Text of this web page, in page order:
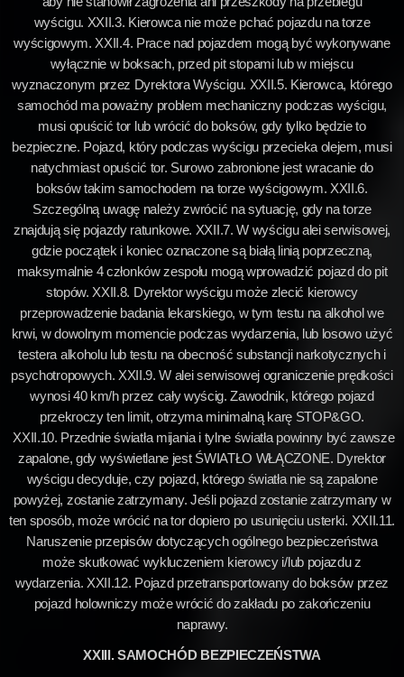
wyścigu. XXII.3. Kierowca nie może pchać pojazdu na torze
wyścigowym. XXII.4. Prace nad pojazdem mogą być wykonywane
wyłącznie w boksach, przed pit stopami lub w miejscu
wyznaczonym przez Dyrektora Wyścigu. XXII.5. Kierowca, którego
samochód ma poważny problem mechaniczny podczas wyścigu,
musi opuścić tor lub wrócić do boksów, gdy tylko będzie to
bezpieczne. Pojazd, który podczas wyścigu przecieka olejem, musi
natychmiast opuścić tor. Surowo zabronione jest wracanie do
boksów takim samochodem na torze wyścigowym. XXII.6.
Szczególną uwagę należy zwrócić na sytuację, gdy na torze
znajdują się pojazdy ratunkowe. XXII.7. W wyścigu alei serwisowej,
gdzie początek i koniec oznaczone są białą linią poprzeczną,
maksymalnie 4 członków zespołu mogą wprowadzić pojazd do pit
stopów. XXII.8. Dyrektor wyścigu może zlecić kierowcy
przeprowadzenie badania lekarskiego, w tym testu na alkohol we
krwi, w dowolnym momencie podczas wydarzenia, lub losowo użyć
testera alkoholu lub testu na obecność substancji narkotycznych i
psychotropowych. XXII.9. W alei serwisowej ograniczenie prędkości
wynosi 40 km/h przez cały wyścig. Zawodnik, którego pojazd
przekroczy ten limit, otrzyma minimalną karę STOP&GO.
XXII.10. Przednie światła mijania i tylne światła powinny być zawsze
zapalone, gdy wyświetlane jest ŚWIATŁO WŁĄCZONE. Dyrektor
wyścigu decyduje, czy pojazd, którego światła nie są zapalone
powyżej, zostanie zatrzymany. Jeśli pojazd zostanie zatrzymany w
ten sposób, może wrócić na tor dopiero po usunięciu usterki. XXII.11.
Naruszenie przepisów dotyczących ogólnego bezpieczeństwa
może skutkować wykluczeniem kierowcy i/lub pojazdu z
wydarzenia. XXII.12. Pojazd przetransportowany do boksów przez
pojazd holowniczy może wrócić do zakładu po zakończeniu
naprawy.
XXIII. SAMOCHÓD BEZPIECZEŃSTWA